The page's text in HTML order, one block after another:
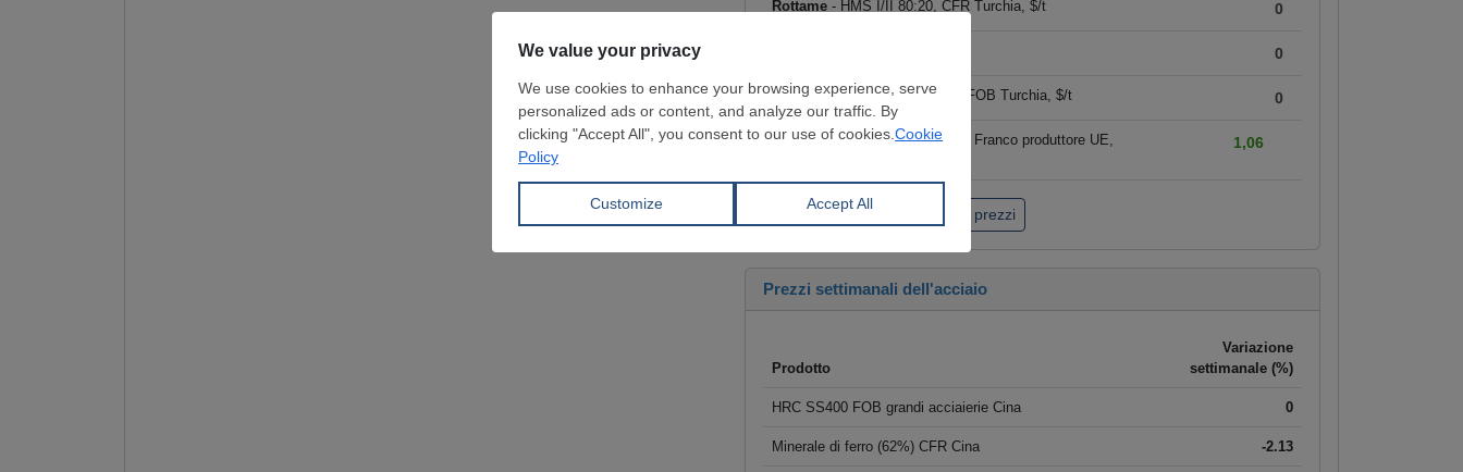
Rottame - HMS I/II 80:20, CFR Turchia, $/t 0
0
Tondo per cemento armato - FOB Turchia, $/t 0
Coils laminati a caldo (HRC)
- Franco produttore UE,
1,06
Fai clic per visualizzare tutti i prezzi
Prezzi settimanali dell'acciaio
Prodotto
Variazione
settimanale (%)
HRC SS400 FOB grandi acciaierie Cina 0
Minerale di ferro (62%) CFR Cina -2.13